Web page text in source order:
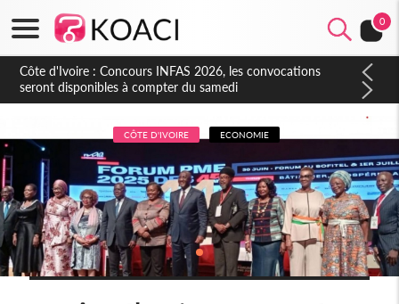
0
Côte d'Ivoire : Concours INFAS 2026, les convocations
seront disponibles à compter du samedi
CÔTE D'IVOIRE ECONOMIE